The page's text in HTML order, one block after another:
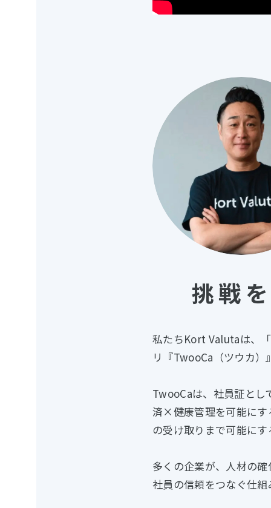
挑戦
私たちKort Valutaは、
リ『TwooCa（ツウカ）
TwooCaは、社員証とし
済×健康管理を可能にす
の受け取りまで可能に
多くの企業が、人材の
社員の信頼をつなぐ仕